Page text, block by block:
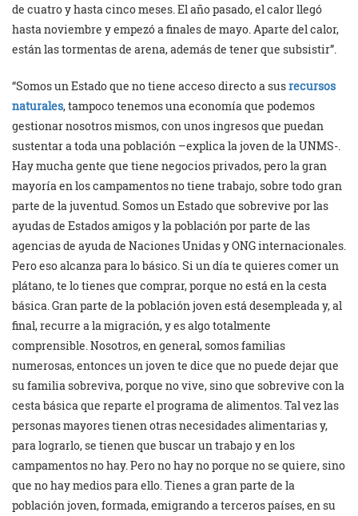
de cuatro y hasta cinco meses. El año pasado, el calor llegó
hasta noviembre y empezó a finales de mayo. Aparte del calor,
están las tormentas de arena, además de tener que subsistir”.
“Somos un Estado que no tiene acceso directo a susrecursos
naturales, tampoco tenemos una economía que podemos
gestionar nosotros mismos, con unos ingresos que puedan
sustentar a toda una población –explica la joven de la UNMS-.
Hay mucha gente que tiene negocios privados, pero la gran
mayoría en los campamentos no tiene trabajo, sobre todo gran
parte de la juventud. Somos un Estado que sobrevive por las
ayudas de Estados amigos y la población por parte de las
agencias de ayuda de Naciones Unidas y ONG internacionales.
Pero eso alcanza para lo básico. Si un día te quieres comer un
plátano, te lo tienes que comprar, porque no está en la cesta
básica. Gran parte de la población joven está desempleada y, al
final, recurre a la migración, y es algo totalmente
comprensible. Nosotros, en general, somos familias
numerosas, entonces un joven te dice que no puede dejar que
su familia sobreviva, porque no vive, sino que sobrevive con la
cesta básica que reparte el programa de alimentos. Tal vez las
personas mayores tienen otras necesidades alimentarias y,
para lograrlo, se tienen que buscar un trabajo y en los
campamentos no hay. Pero no hay no porque no se quiere, sino
que no hay medios para ello. Tienes a gran parte de la
población joven, formada, emigrando a terceros países, en su